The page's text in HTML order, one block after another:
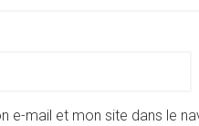
e-mail et mon site dans le